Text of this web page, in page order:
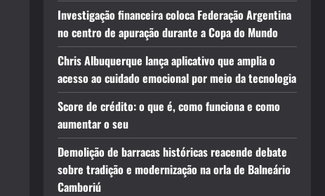
Investigação financeira coloca Federação Argentina
no centro de apuração durante a Copa do Mundo
Chris Albuquerque lança aplicativo que amplia o
acesso ao cuidado emocional por meio da tecnologia
Score de crédito: o que é, como funciona e como
aumentar o seu
Demolição de barracas históricas reacende debate
sobre tradição e modernização na orla de Balneário
Camboriú